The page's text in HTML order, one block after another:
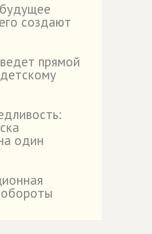
создают
прямой
один